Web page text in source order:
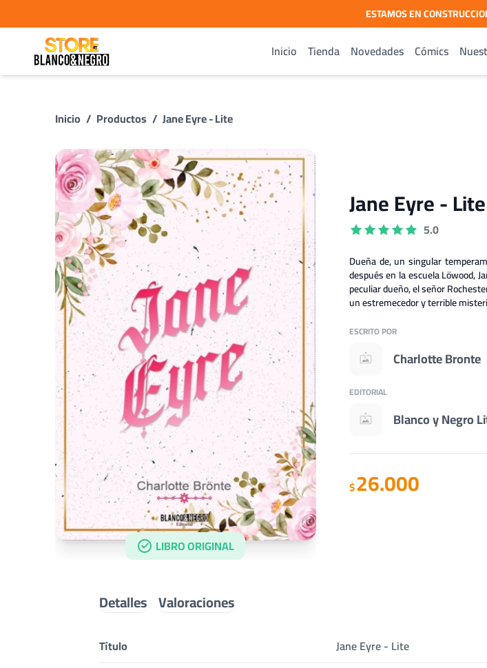
ESTAMOS EN
Inicio Tienda Novedades Cómics
Inicio / Productos / Jane Eyre - Lite
LIBRO ORIGINAL
Jane Eyre - Lite
5.0
Dueña de, un singular
después en la escuela Löwood,
peculiar dueño, el señor
un estremecedor y terrible
ESCRITO POR
Charlotte Bronte
EDITORIAL
Blanco y Negro
$26.000
Detalles Valoraciones
Título
Jane Eyre - Lite